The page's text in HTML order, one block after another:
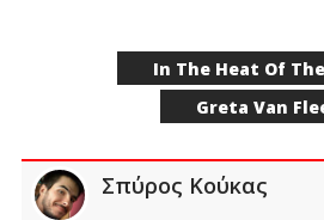
In The Heat Of
Greta Van
Σπύρος Κούκας